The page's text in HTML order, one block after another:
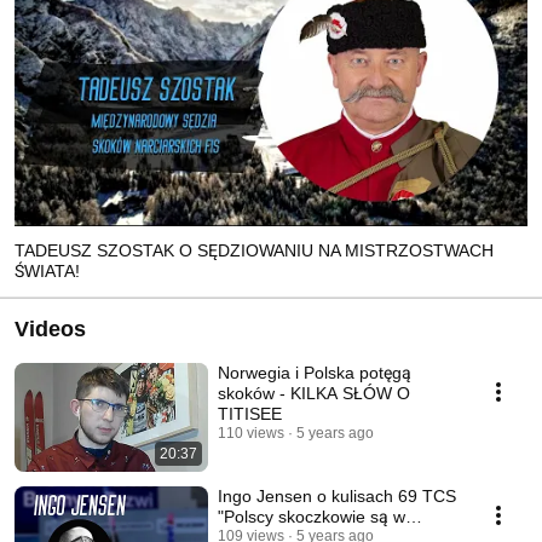
TADEUSZ SZOSTAK O SĘDZIOWANIU NA MISTRZOSTWACH
ŚWIATA!
Videos
20:37
Norwegia i Polska potęgą
skoków - KILKA SŁÓW O
TITISEE
110 views 5 years ago
Ingo Jensen o kulisach 69 TCS
"Polscy skoczkowie są w
nastroju do wygrywania"
109 views 5 years ago